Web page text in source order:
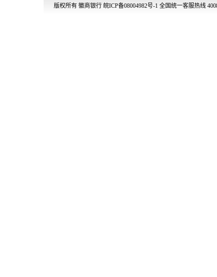
版权所有 徽商银行 皖ICP备08004982号-1 全国统一客服热线